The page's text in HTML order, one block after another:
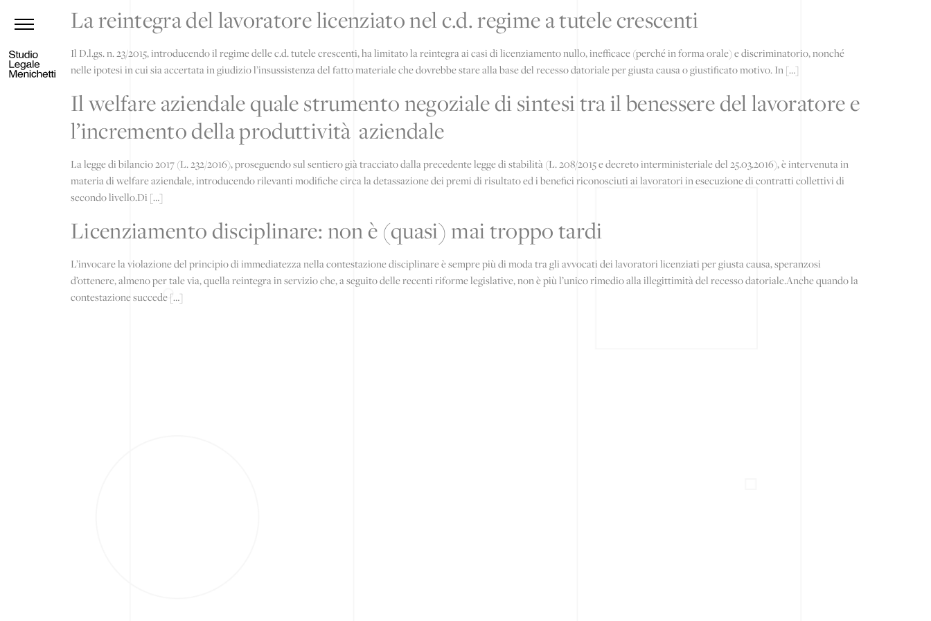
La reintegra del lavoratore licenziato nel c.d. regime a tutele crescenti
Il D.l.gs. n. 23/2015, introducendo il regime delle c.d. tutele crescenti, ha limitato la reintegra ai casi di licenziamento nullo, inefficace (perché in forma orale) e discriminatorio, nonché
nelle ipotesi in cui sia accertata in giudizio l’insussistenza del fatto materiale che dovrebbe stare alla base del recesso datoriale per giusta causa o giustificato motivo. In […]
Il welfare aziendale quale strumento negoziale di sintesi tra il benessere del lavoratore e
l’incremento della produttività aziendale
La legge di bilancio 2017 (L. 232/2016), proseguendo sul sentiero già tracciato dalla precedente legge di stabilità (L. 208/2015 e decreto interministeriale del 25.03.2016), è intervenuta in
materia di welfare aziendale, introducendo rilevanti modifiche circa la detassazione dei premi di risultato ed i benefici riconosciuti ai lavoratori in esecuzione di contratti collettivi di
secondo livello.Di […]
Licenziamento disciplinare: non è (quasi) mai troppo tardi
L’invocare la violazione del principio di immediatezza nella contestazione disciplinare è sempre più di moda tra gli avvocati dei lavoratori licenziati per giusta causa, speranzosi
d’ottenere, almeno per tale via, quella reintegra in servizio che, a seguito delle recenti riforme legislative, non è più l’unico rimedio alla illegittimità del recesso datoriale.Anche quando la
contestazione succede […]